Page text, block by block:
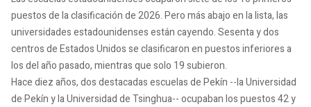
puestos de la clasificación de 2026. Pero más abajo en la lista, las
universidades estadounidenses están cayendo. Sesenta y dos
centros de Estados Unidos se clasificaron en puestos inferiores a
los del año pasado, mientras que solo 19 subieron.
Hace diez años, dos destacadas escuelas de Pekín --la Universidad
de Pekín y la Universidad de Tsinghua-- ocupaban los puestos 42 y